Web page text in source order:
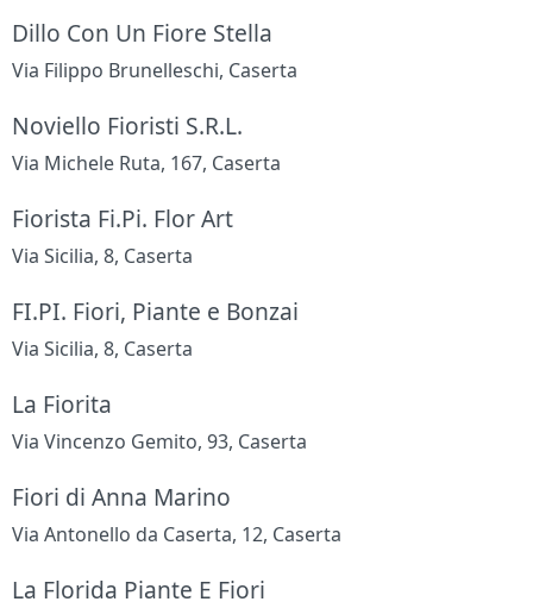
Dillo Con Un Fiore Stella
Via Filippo Brunelleschi, Caserta
Noviello Fioristi S.R.L.
Via Michele Ruta, 167, Caserta
Fiorista Fi.Pi. Flor Art
Via Sicilia, 8, Caserta
FI.PI. Fiori, Piante e Bonzai
Via Sicilia, 8, Caserta
La Fiorita
Via Vincenzo Gemito, 93, Caserta
Fiori di Anna Marino
Via Antonello da Caserta, 12, Caserta
La Florida Piante E Fiori